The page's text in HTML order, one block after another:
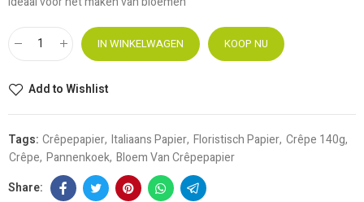
IN WINKELWAGEN KOOP NU
Add to Wishlist
Tags: Crêpepapier Italiaans Papier Floristisch Papier Crêpe 140g
Crêpe Pannenkoek Bloem Van Crêpepapier